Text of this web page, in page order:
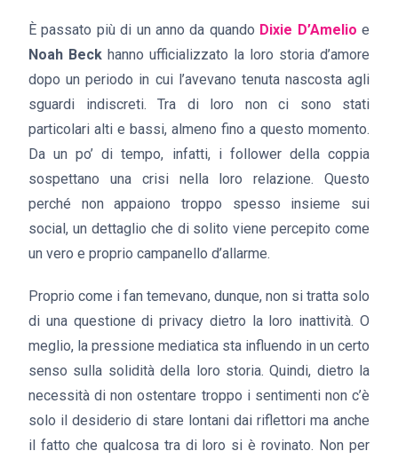
È passato più di un anno da quando Dixie D’Amelio e
Noah Beck hanno ufficializzato la loro storia d’amore
dopo un periodo in cui l’avevano tenuta nascosta agli
sguardi indiscreti. Tra di loro non ci sono stati
particolari alti e bassi, almeno fino a questo momento.
Da un po’ di tempo, infatti, i follower della coppia
sospettano una crisi nella loro relazione. Questo
perché non appaiono troppo spesso insieme sui
social, un dettaglio che di solito viene percepito come
un vero e proprio campanello d’allarme.
Proprio come i fan temevano, dunque, non si tratta solo
di una questione di privacy dietro la loro inattività. O
meglio, la pressione mediatica sta influendo in un certo
senso sulla solidità della loro storia. Quindi, dietro la
necessità di non ostentare troppo i sentimenti non c’è
solo il desiderio di stare lontani dai riflettori ma anche
il fatto che qualcosa tra di loro si è rovinato. Non per